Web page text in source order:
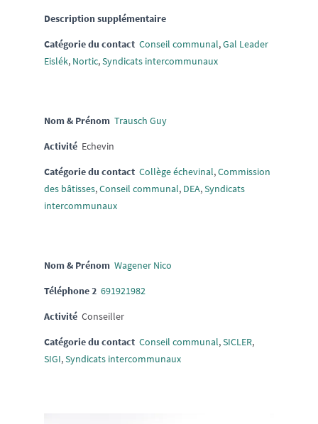
Description supplémentaire
Catégorie du contact Conseil communal,Gal Leader
Eislék, Nortic,Syndicats intercommunaux
Nom & Prénom Trausch Guy
Activité Echevin
Catégorie du contact Collège échevinal,Commission
des bâtisses,Conseil communal, DEA,Syndicats
intercommunaux
Nom & Prénom Wagener Nico
Téléphone 2 691921982
Activité Conseiller
Catégorie du contact Conseil communal,SICLER,
SIGI,Syndicats intercommunaux